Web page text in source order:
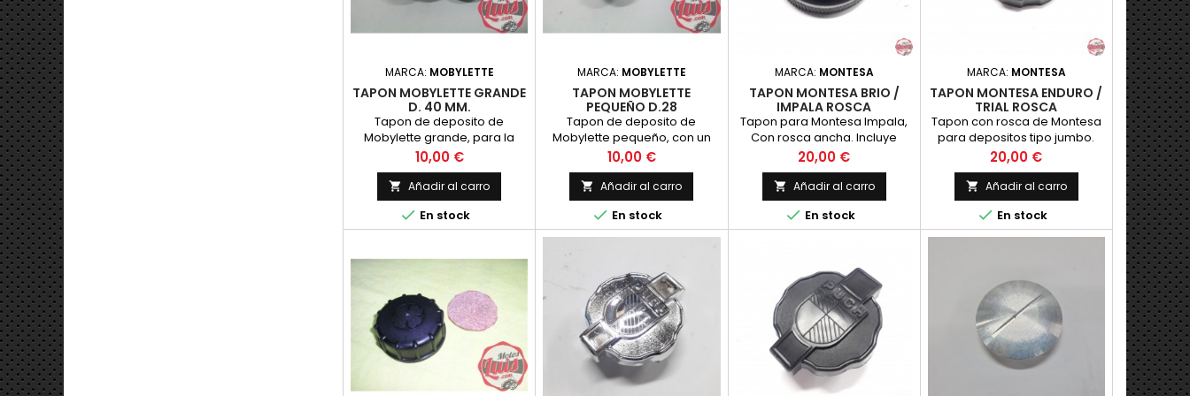
MARCA: MOBYLETTE
TAPON MOBYLETTE GRANDE
D. 40 MM.
Tapon de deposito de
Mobylette grande, para la
mayoria de modelos. nuevo
Precio
10,00 €
 Añadir al carro
 En stock
MARCA: MOBYLETTE
TAPON MOBYLETTE
PEQUEÑO D.28
Tapon de deposito de
Mobylette pequeño, con un
diametro de 28 milimetros.
Nuevo
Precio
10,00 €
 Añadir al carro
 En stock
MARCA: MONTESA
TAPON MONTESA BRIO /
IMPALA ROSCA
Tapon para Montesa Impala,
Con rosca ancha. Incluye
cono trasero
Precio
20,00 €
 Añadir al carro
 En stock
MARCA: MONTESA
TAPON MONTESA ENDURO /
TRIAL ROSCA
Tapon con rosca de Montesa
para depositos tipo jumbo.
Precio
20,00 €
 Añadir al carro
 En stock